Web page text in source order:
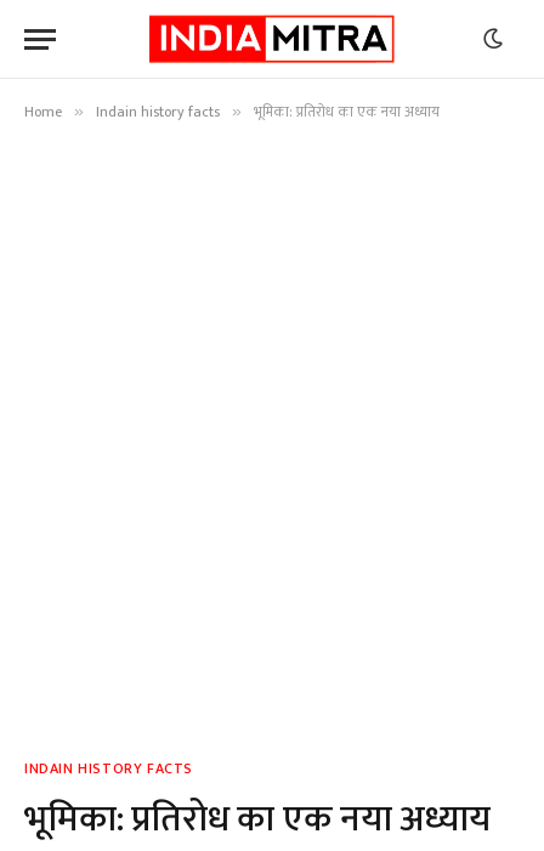
Home » Indain history facts » भूमिका: प्रतिरोध का एक नया अध्याय
INDAIN HISTORY FACTS
भूमिका: प्रतिरोध का एक नया अध्याय